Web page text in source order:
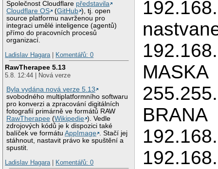
Společnost Cloudflare představila
Cloudflare OS
(GitHub ), tj. open
source platformu navrženou pro
integraci umělé inteligence (agentů)
přímo do pracovních procesů
organizací.
Ladislav Hagara
Komentářů: 0
RawTherapee 5.13
5.8. 12:44 | Nová verze
Byla vydána nová verze 5.13
svobodného multiplatformního softwaru
pro konverzi a zpracování digitálních
fotografií primárně ve formátů RAW
RawTherapee (Wikipedie ). Vedle
zdrojových kódů je k dispozici také
balíček ve formátuAppImage . Stačí jej
stáhnout, nastavit právo ke spuštění a
spustit.
Ladislav Hagara
Komentářů: 0
MASKA
BRANA